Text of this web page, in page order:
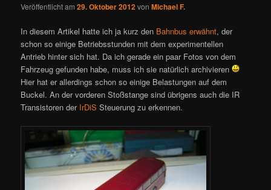
Veröffentlicht am29. Oktober 2012vonMichael F.
In diesem Artikel hatte ich ja kurz den Bahnbus erwähnt, der
schon so einige Betriebsstunden mit dem experimentellen
Antrieb hinter sich hat. Da ich gerade ein paar Fotos von dem
Fahrzeug gefunden habe, muss ich sie natürlich archivieren
Hier hat er allerdings schon so einige Belastungen auf dem
Buckel. An der vorderen Stoßstange sind übrigens auch die IR
Transistoren der IrDiS Steuerung zu erkennen.